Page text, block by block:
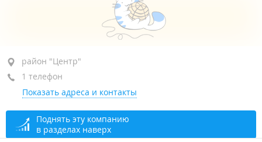
район "Центр", ул. Алеутская, 51
+7 904 622-11-55
открыто: 09:00–21:00
район "Центр"
1 телефон
Показать адреса и контакты
Поднять эту компанию
в разделах наверх